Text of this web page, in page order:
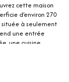
cette maison
d’environ 270
située à seulement
une entrée
une cuisine
salle de bain